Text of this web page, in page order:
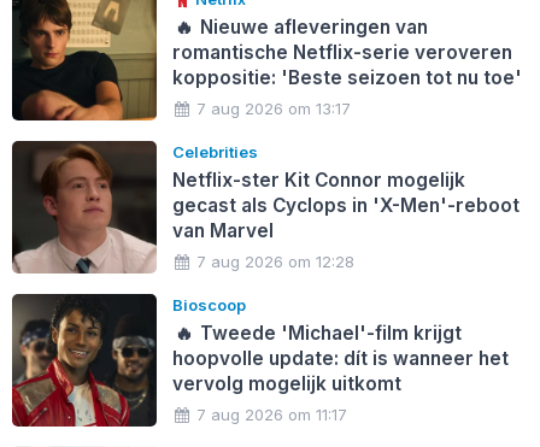
🔥 Nieuwe afleveringen van
romantische Netflix-serie veroveren
koppositie: 'Beste seizoen tot nu toe'
7 aug 2026 om 13:17
Celebrities
Netflix-ster Kit Connor mogelijk
gecast als Cyclops in 'X-Men'-reboot
van Marvel
7 aug 2026 om 12:28
Bioscoop
🔥 Tweede 'Michael'-film krijgt
hoopvolle update: dít is wanneer het
vervolg mogelijk uitkomt
7 aug 2026 om 11:17